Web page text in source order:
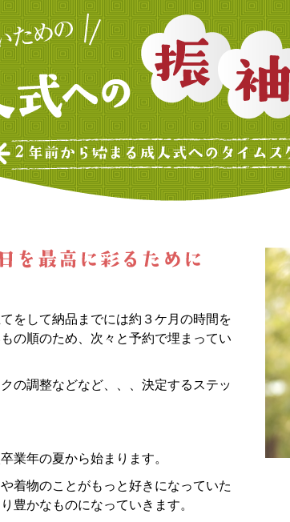
をして納品までには約３ケ月の時間を
の順のため、次々と予約で埋まってい
の調整などなど、、、決定するステッ
業年の夏から始まります。
着物のことがもっと好きになっていた
豊かなものになっていきます。